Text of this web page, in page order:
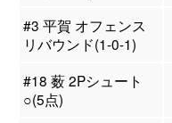
#3 平賀 オフェンス
リバウンド(1-0-1)
#18 薮 2Pシュート
○(5点)